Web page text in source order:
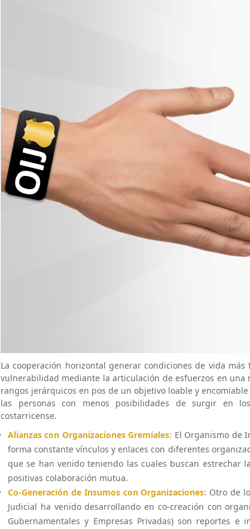
La cooperación horizontal generar condiciones de vida
vulnerabilidad mediante la articulación de esfuerzos en
rangos jerárquicos en pos de un objetivo loable y
las personas con menos posibilidades de surgir en
costarricense.
Alianzas con Organizaciones Gremiales: El Organismo de
forma constante vínculos y enlaces con diferentes
que se han venido teniendo las cuales buscan estrechar
positivas colaboración mutua.
Co-Generación de Insumos con Organizaciones: Otro de
Judicial ha venido desarrollando en co-creación con
Gubernamentales y Empresas Privadas) son reportes